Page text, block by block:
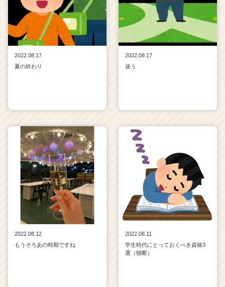
2022.08.17
夏の終わり
2022.08.17
迷う
2022.08.12
もうそろあの時期ですね
2022.08.11
学生時代にとっておくべき資格3
選（独断）